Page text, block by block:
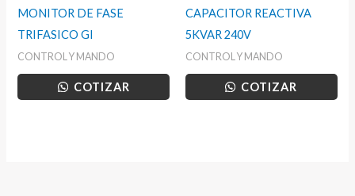
MONITOR DE FASE
TRIFASICO GI
CONTROL Y MANDO
COTIZAR
CAPACITOR REACTIVA
5KVAR 240V
CONTROL Y MANDO
COTIZAR